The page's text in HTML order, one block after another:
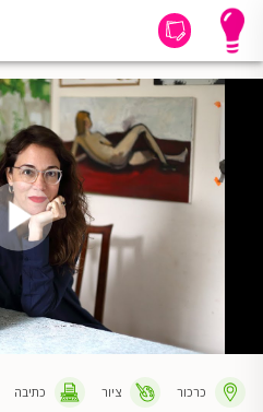
כרכור ציור כתיבה